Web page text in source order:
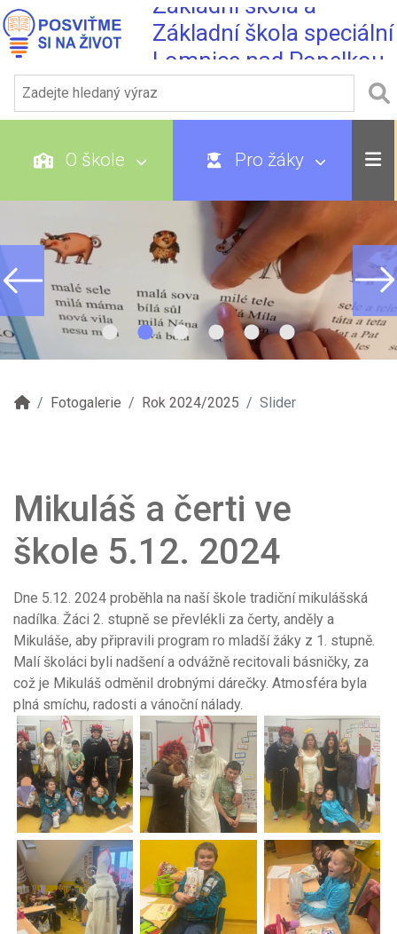
Základní škola a
Základní škola speciální
Lomnice nad Popelkou
O škole Pro žáky
Fotogalerie Rok 2024/2025 Slider
Mikuláš a čerti ve
škole 5.12. 2024
Dne 5.12. 2024 proběhla na naší škole tradiční mikulášská
nadílka. Žáci 2. stupně se převlékli za čerty, anděly a
Mikuláše, aby připravili program ro mladší žáky z 1. stupně.
Malí školáci byli nadšení a odvážně recitovali básničky, za
což je Mikuláš odměnil drobnými dárečky. Atmosféra byla
plná smíchu, radosti a vánoční nálady.